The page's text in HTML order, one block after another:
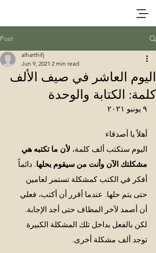
Post
اليوم العاشر في صيف الألف
كلمة: الكتابة والوحدة
alharthifj
Jun 9, 2021 2 min read
٩ يونيو ٢٠٢١
أهلاً يا أصدقاء
اليوم ستكتب ألف كلمة، لأن ما تكتبه هي
مشكلتك الآن وأنت من سيقوم بحلها. دائماً
أفكر في الكتب كمشكلة تستمر لعامين
حتى يتم حلها. عندما أقرر أن أكتب، فعلي
أن أصمد لآخر المطاف حتى أجد الإجابة.
لكن بالفعل بداخل تلك المشكلة الكبيرة
توجد ألف مشكلة أخرى.